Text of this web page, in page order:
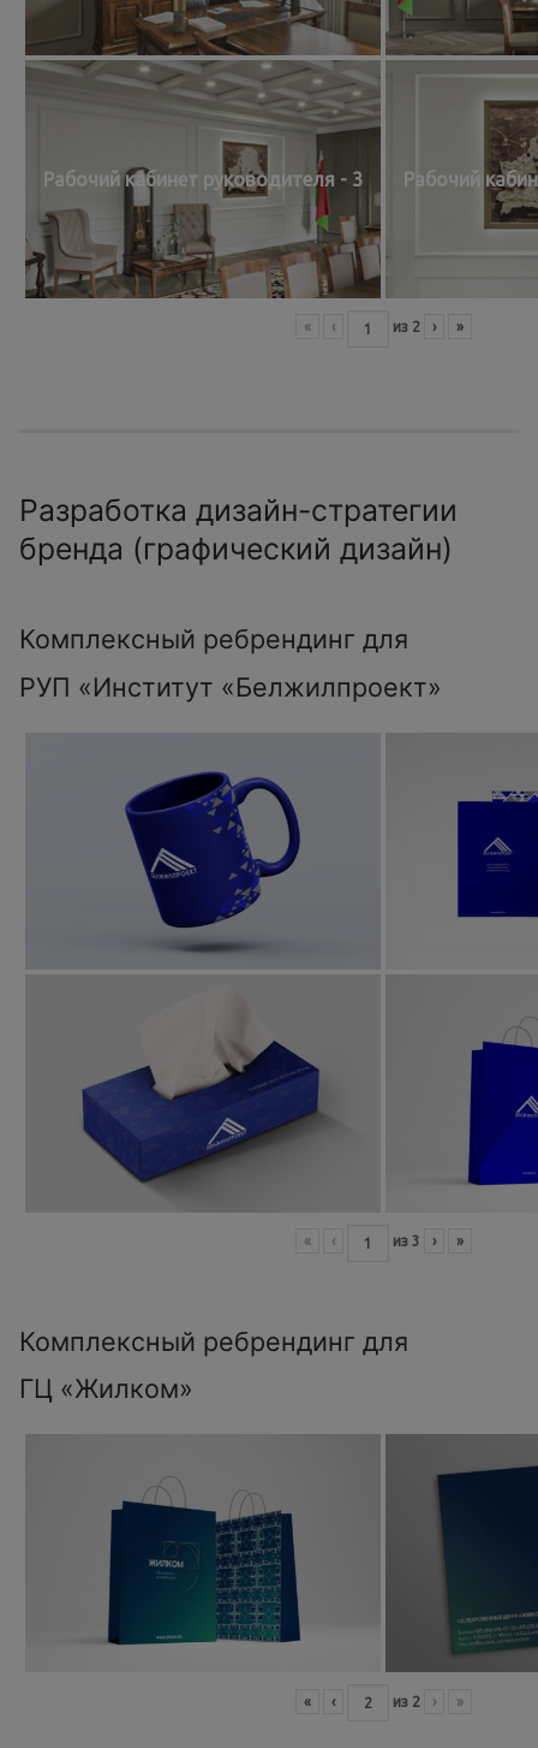
Рабочий кабинет руководителя - 3 Рабочий
« ‹ из 2 › »
Разработка дизайн-стратегии
бренда (графический дизайн)
Комплексный ребрендинг для
РУП «Институт «Белжилпроект»
« ‹ из 3 › »
Комплексный ребрендинг для
ГЦ «Жилком»
« ‹ из 2 › »